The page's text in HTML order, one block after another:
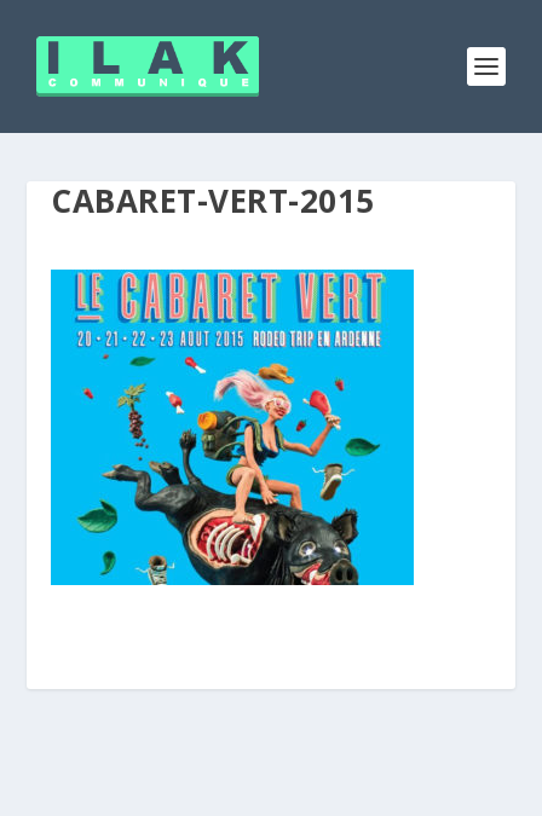
CABARET-VERT-2015